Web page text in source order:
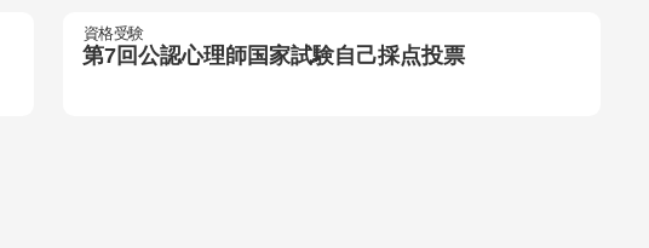
資格受験
第7回公認心理師国家試験自己採点投票